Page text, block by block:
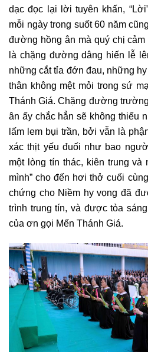
dạc đọc lại lời tuyên khấn,
mỗi ngày trong suốt 60 năm
đường hồng ân mà quý chị
là chặng đường dâng hiến lễ
những cắt tỉa đớn đau, những
thân không mệt mỏi trong sứ
Thánh Giá. Chặng đường
ân ấy chắc hẳn sẽ không thiếu
lấm lem bụi trần, bởi vẫn là
xác thịt yếu đuối như bao
một lòng tín thác, kiên trung và
mình” cho đến hơi thở cuối
chứng cho Niềm hy vọng đã
trình trung tín, và được tỏa
của ơn gọi Mến Thánh Giá.